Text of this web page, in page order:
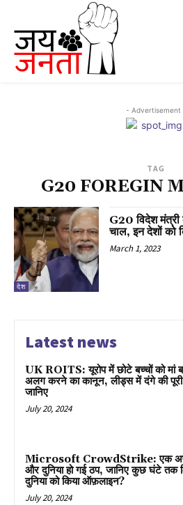
- Advertisement
TAG
G20 FOREGIN
देश
G20 विदेश मंत्री
चाल, इन देशों को
March 1, 2023
Latest news
UK ROITS: यूरोप में छोटे बच्चों को मां
अलग करने का कानून, लीड्स में दंगे की
जानिए
July 20, 2024
Microsoft CrowdStrike: एक
और दुनिया हो गई ठप, जानिए कुछ घंटे तक
दुनिया को किया ऑफ़लाइन?
July 20, 2024